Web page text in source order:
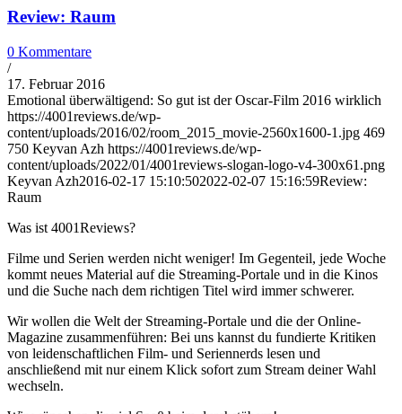
Review: Raum
0 Kommentare
/
17. Februar 2016
Emotional überwältigend: So gut ist der Oscar-Film 2016 wirklich
https://4001reviews.de/wp-
content/uploads/2016/02/room_2015_movie-2560x1600-1.jpg 469
750 Keyvan Azh https://4001reviews.de/wp-
content/uploads/2022/01/4001reviews-slogan-logo-v4-300x61.png
Keyvan Azh2016-02-17 15:10:502022-02-07 15:16:59Review:
Raum
Was ist 4001Reviews?
Filme und Serien werden nicht weniger! Im Gegenteil, jede Woche
kommt neues Material auf die Streaming-Portale und in die Kinos
und die Suche nach dem richtigen Titel wird immer schwerer.
Wir wollen die Welt der Streaming-Portale und die der Online-
Magazine zusammenführen: Bei uns kannst du fundierte Kritiken
von leidenschaftlichen Film- und Seriennerds lesen und
anschließend mit nur einem Klick sofort zum Stream deiner Wahl
wechseln.